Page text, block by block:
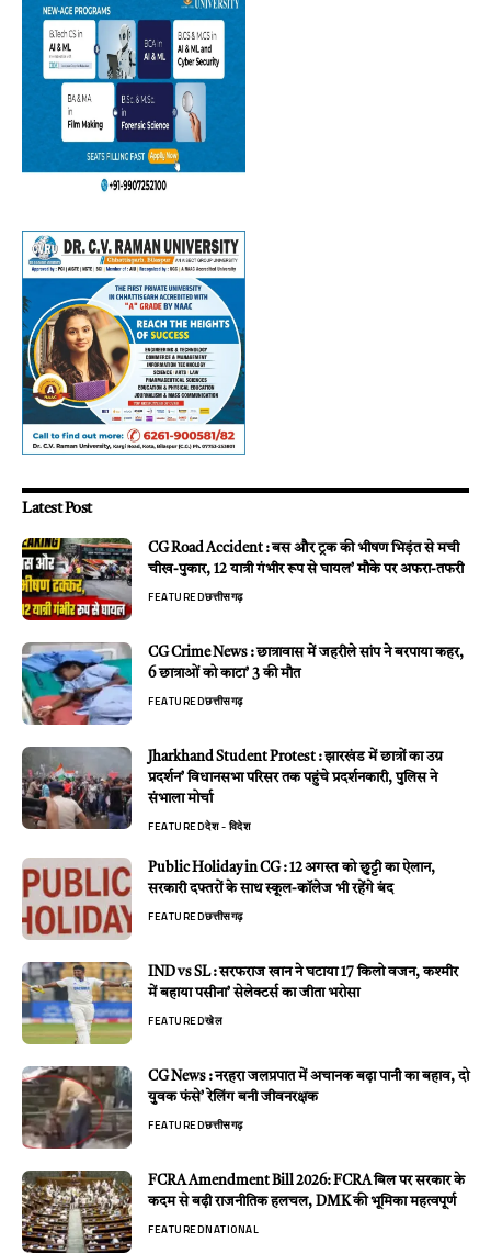
Latest Post
CG Road Accident : बस और ट्रक की भीषण भिड़ंत से मची
चीख-पुकार, 12 यात्री गंभीर रूप से घायल’ मौके पर अफरा-तफरी
FEATUREDछत्तीसगढ़
CG Crime News : छात्रावास में जहरीले सांप ने बरपाया कहर,
6 छात्राओं को काटा’ 3 की मौत
FEATUREDछत्तीसगढ़
Jharkhand Student Protest : झारखंड में छात्रों का उग्र
प्रदर्शन’ विधानसभा परिसर तक पहुंचे प्रदर्शनकारी, पुलिस ने
संभाला मोर्चा
FEATUREDदेश - विदेश
Public Holiday in CG : 12 अगस्त को छुट्टी का ऐलान,
सरकारी दफ्तरों के साथ स्कूल-कॉलेज भी रहेंगे बंद
FEATUREDछत्तीसगढ़
IND vs SL : सरफराज खान ने घटाया 17 किलो वजन, कश्मीर
में बहाया पसीना’ सेलेक्टर्स का जीता भरोसा
FEATUREDखेल
CG News : नरहरा जलप्रपात में अचानक बढ़ा पानी का बहाव, दो
युवक फंसे’ रेलिंग बनी जीवनरक्षक
FEATUREDछत्तीसगढ़
FCRA Amendment Bill 2026: FCRA बिल पर सरकार के
कदम से बढ़ी राजनीतिक हलचल, DMK की भूमिका महत्वपूर्ण
FEATUREDNATIONAL